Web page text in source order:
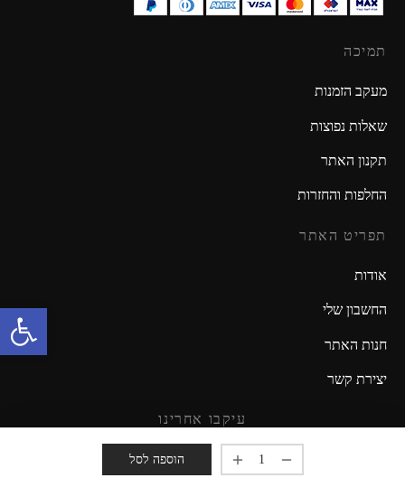
הוספה לסל
תמיכה
מעקב הזמנות
שאלות נפוצות
תקנון האתר
החלפות והחזרות
תפריט האתר
אודות
החשבון שלי
חנות האתר
יצירת קשר
עיקבו אחרינו
מזמינים אתכם להישאר מעודכנים!
פתח סרגל נגישות